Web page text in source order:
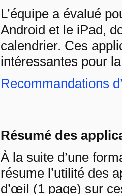
L’équipe a évalué
Android et le iPad,
calendrier. Ces
intéressantes pour
Recommandations
Résumé des
À la suite d’une
résume l’utilité des
d’œil (1 page) sur